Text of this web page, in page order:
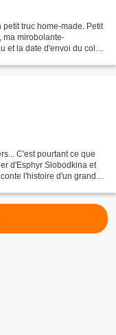
truc home-made. Petit
ma mirobolante-
et la date d'envoi du colis
C'est pourtant ce que
d'Esphyr Slobodkina et
l'histoire d'un grand